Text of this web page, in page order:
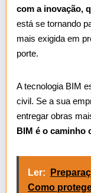
com a inovação,
está se tornando
mais exigida em
porte.
A tecnologia BIM
civil. Se a sua
entregar obras
BIM é o caminho
Ler:
Como